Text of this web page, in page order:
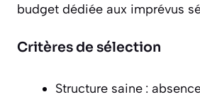
budget dédiée aux imprévus
Critères de sélection
Structure saine :